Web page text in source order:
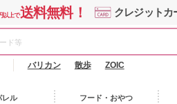
以上で送料無料！ クレジットカ
バリカン 散歩 ZOIC
レル フード・おやつ